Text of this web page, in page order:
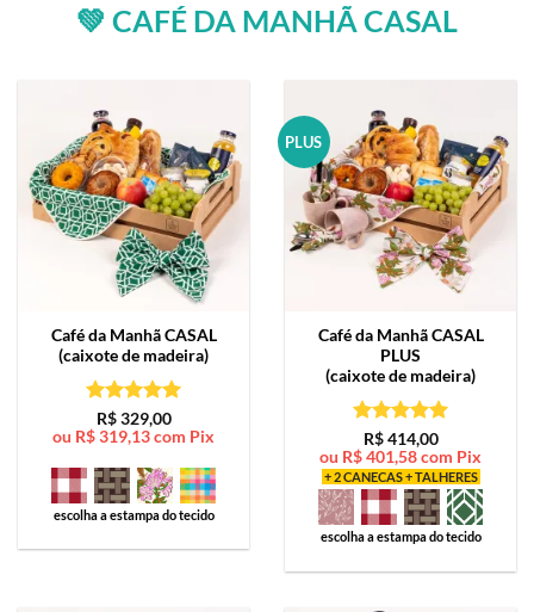
💚 CAFÉ DA MANHÃ CASAL
Café da ManhãCASAL
(caixote de madeira)
Avaliação5
de 5
R$329,00
ou R$319,13com Pix
escolha a estampa do tecido
PLUS
Café da ManhãCASAL
PLUS
(caixote de madeira)
Avaliação5
de 5
R$414,00
ou R$401,58com Pix
+ 2 CANECAS + TALHERES
escolha a estampa do tecido